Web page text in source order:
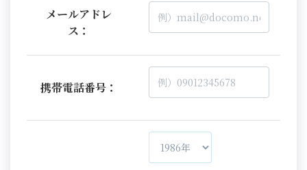
メールアドレ
ス：
携帯電話番号：